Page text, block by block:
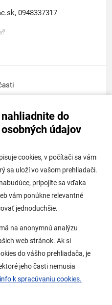
do
údajov
cookies, v počítači sa vám
sa uloží vo vašom prehliadači.
pripojíte sa vďaka
vám ponúkne relevantné
jednoduchšie.
na anonymnú analýzu
web stránok. Ak si
do vášho prehliadača, je
jeho časti nemusia
k spracúvaniu cookies.
0948337317
úradu